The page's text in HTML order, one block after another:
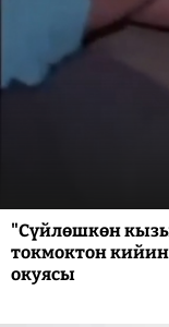
"Сүйлөшкөн
токмоктон
окуясы